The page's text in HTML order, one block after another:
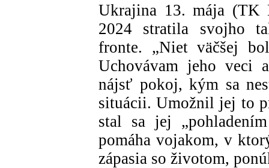
Ukrajina 13. mája (TK
2024 stratila svojho
fronte. „Niet väčšej
Uchovávam jeho veci
nájsť pokoj, kým sa
situácii. Umožnil jej to
stal sa jej
pomáha vojakom, v
zápasia so životom,